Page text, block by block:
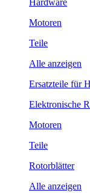
Hardware
Motoren
Teile
Alle anzeigen
Ersatzteile für
Elektronische
Motoren
Teile
Rotorblätter
Alle anzeigen